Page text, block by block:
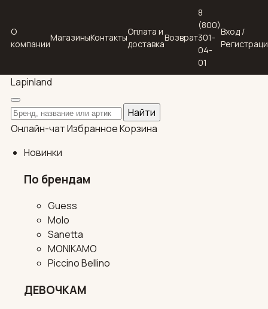
О
компании
МагазиныКонтакты
Оплата и
доставка
Возврат
8
(800)
301-
04-
01
Вход /
Lapinland
Поиск по каталогу
Найти
Онлайн-чатИзбранноеКорзина
Новинки
По брендам
Guess
Molo
Sanetta
MONIKAMO
Piccino Bellino
ДЕВОЧКАМ